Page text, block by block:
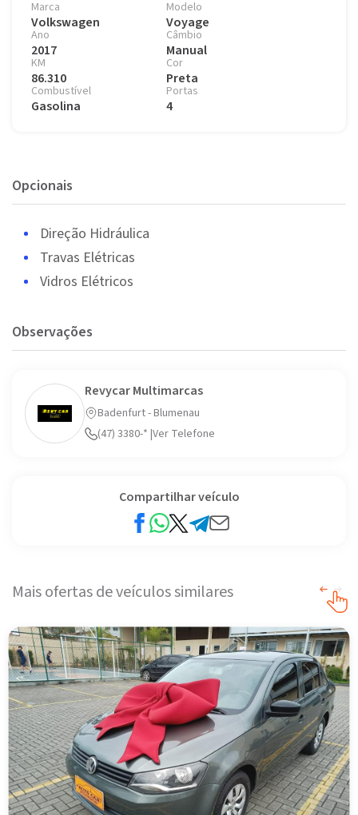
Marca
Volkswagen
Modelo
Voyage
Ano
2017
Câmbio
Manual
KM
86.310
Cor
Preta
Combustível
Gasolina
Portas
4
Opcionais
Direção Hidráulica
Travas Elétricas
Vidros Elétricos
Observações
Revycar Multimarcas
Badenfurt - Blumenau
(47) 3380-* |Ver Telefone
Compartilhar veículo
Mais ofertas de veículos similares